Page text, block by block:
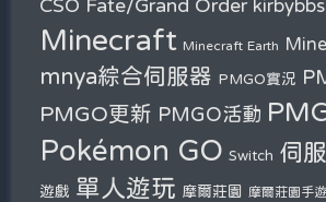
CSO Fate/Grand Order
Minecraft Minecraft Earth
mnya綜合伺服器 PMGO實況
PMGO更新 PMGO活動
Pokémon GO Switch 伺
遊戲 單人遊玩 摩爾莊園 摩爾莊園手遊